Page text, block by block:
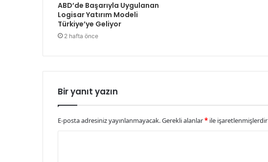
ABD’de Başarıyla Uygulanan
Logisar Yatırım Modeli
Türkiye’ye Geliyor
2 hafta önce
Bir yanıt yazın
E-posta adresiniz yayınlanmayacak.Gerekli alanlar* ile işaretlenmişlerdir